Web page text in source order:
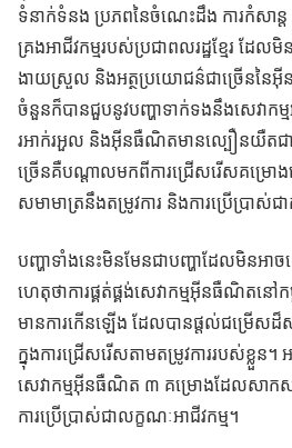
ទំនាក់ទំនង ប្រភពនៃចំណេះដឹង ការកំសាន្ត
គ្រងអាជីវកម្មរបស់ប្រជាពលរដ្ឋខ្មែរ ដែលមិ
ងាយស្រួល និងអត្ថប្រយោជន៌ជាច្រើននៃ
ចំនួនក៏បានជួបនូវបញ្ហាទាក់ទងនឹងសេវាក
រអាក់រអួល និងអុីនធឺណិតមានល្បឿនយឺតជាដ
ច្រើនគឺបណ្តាលមកពីការជ្រើសរើសគម្រ
សមាមាត្រនឹងតម្រូវការ និងការប្រើប្រាស់ជ
បញ្ហាទាំងនេះមិនមែនជាបញ្ហាដែលមិនអ
ហេតុថាការផ្គត់ផ្គង់សេវាកម្មអុីនធឺណិតនៅ
មានការកើនឡើង ដែលបានផ្តល់ជម្រើសដ៏
ក្នុងការជ្រើសរើសតាមតម្រូវការរបស់ខ្លួន
សេវាកម្មអុីនធឺណិត ៣ គម្រោងដែលសាកស
ការប្រើប្រាស់ជាលក្ខណៈអាជីវកម្ម។